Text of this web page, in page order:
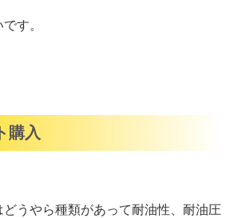
す。
購入
うやら種類があって耐油性、耐油圧